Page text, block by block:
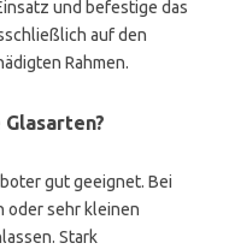
und befestige das
auf den
Rahmen.
gut geeignet. Bei
oder sehr kleinen
Stark